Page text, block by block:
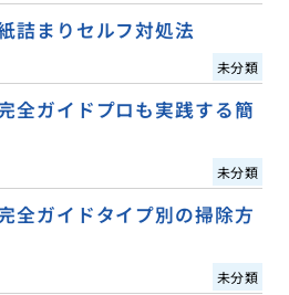
詰まりセルフ対処法
未分類
全ガイドプロも実践する簡
未分類
全ガイドタイプ別の掃除方
未分類